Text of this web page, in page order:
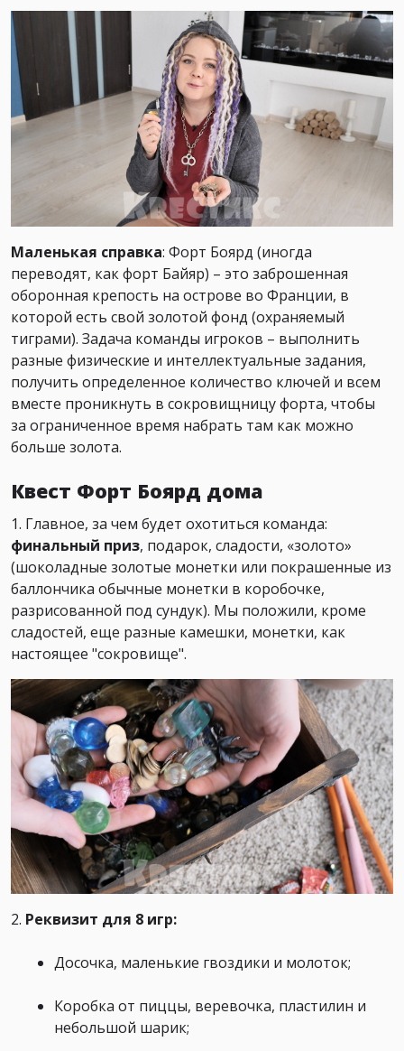
Маленькая справка: Форт Боярд (иногда
переводят, как форт Байяр) – это заброшенная
оборонная крепость на острове во Франции, в
которой есть свой золотой фонд (охраняемый
тиграми). Задача команды игроков – выполнить
разные физические и интеллектуальные задания,
получить определенное количество ключей и всем
вместе проникнуть в сокровищницу форта, чтобы
за ограниченное время набрать там как можно
больше золота.
Квест Форт Боярд дома
1. Главное, за чем будет охотиться команда:
финальный приз, подарок, сладости, «золото»
(шоколадные золотые монетки или покрашенные из
баллончика обычные монетки в коробочке,
разрисованной под сундук). Мы положили, кроме
сладостей, еще разные камешки, монетки, как
настоящее "сокровище".
2. Реквизит для 8 игр:
Досочка, маленькие гвоздики и молоток;
Коробка от пиццы, веревочка, пластилин и
небольшой шарик;